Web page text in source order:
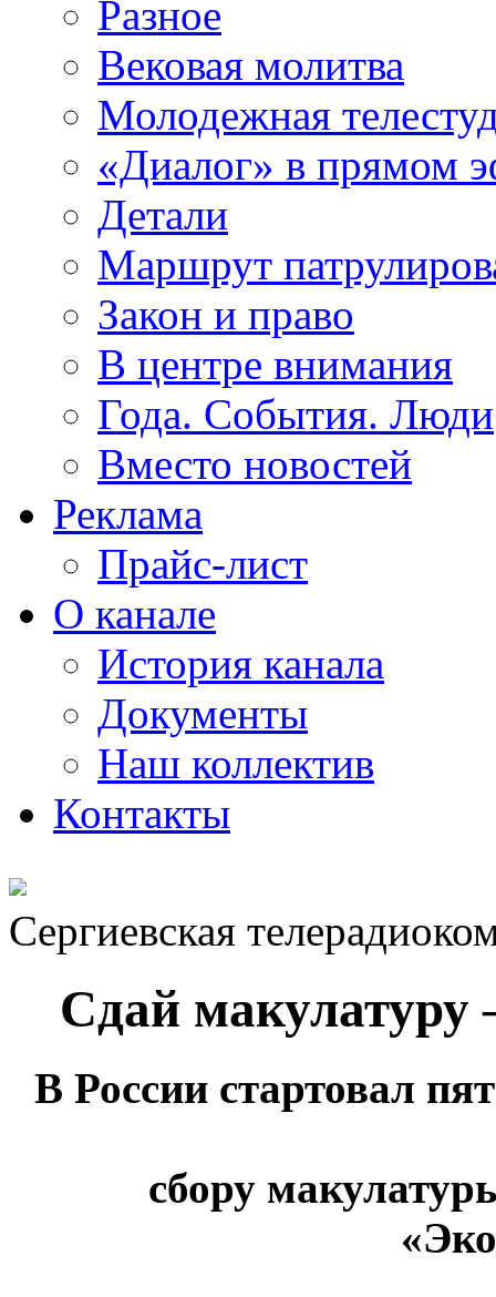
Разное
Вековая молитва
Молодежная
«Диалог» в прямом
Детали
Маршрут
Закон и право
В центре внимания
Года. События. Люди
Вместо новостей
Реклама
Прайс-лист
О канале
История канала
Документы
Наш коллектив
Контакты
Сергиевская
Сдай
В России стартовал
сбору